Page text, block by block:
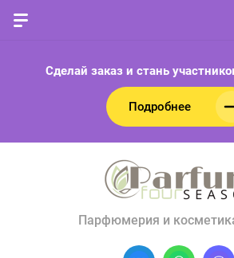
Сделай заказ и стань
Подробнее
Парфюмерия и